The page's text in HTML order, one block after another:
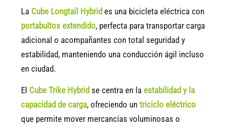
La Cube Longtail Hybrid es una bicicleta eléctrica con
portabultos extendido, perfecta para transportar carga
adicional o acompañantes con total seguridad y
estabilidad, manteniendo una conducción ágil incluso
en ciudad.
El Cube Trike Hybrid se centra en laestabilidad y la
capacidad de carga, ofreciendo untriciclo eléctrico
que permite mover mercancías voluminosas o